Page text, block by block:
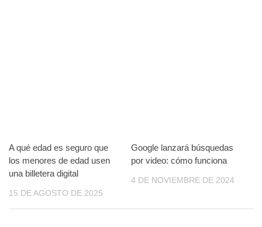
A qué edad es seguro que
los menores de edad usen
una billetera digital
15 DE AGOSTO DE 2025
Google lanzará búsquedas
por video: cómo funciona
4 DE NOVIEMBRE DE 2024